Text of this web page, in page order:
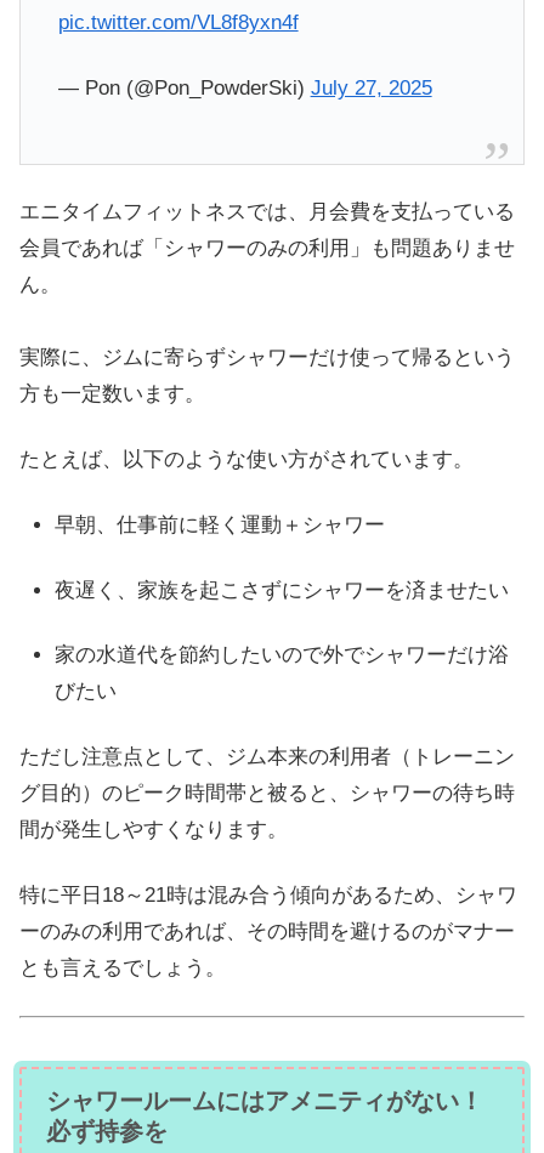
pic.twitter.com/VL8f8yxn4f
— Pon (@Pon_PowderSki) July 27, 2025
エニタイムフィットネスでは、月会費を支払っている
会員であれば「シャワーのみの利用」も問題ありませ
ん。
実際に、ジムに寄らずシャワーだけ使って帰るという
方も一定数います。
たとえば、以下のような使い方がされています。
早朝、仕事前に軽く運動＋シャワー
夜遅く、家族を起こさずにシャワーを済ませたい
家の水道代を節約したいので外でシャワーだけ浴
びたい
ただし注意点として、ジム本来の利用者（トレーニン
グ目的）のピーク時間帯と被ると、シャワーの待ち時
間が発生しやすくなります。
特に平日18～21時は混み合う傾向があるため、シャワ
ーのみの利用であれば、その時間を避けるのがマナー
とも言えるでしょう。
シャワールームにはアメニティがない！
必ず持参を